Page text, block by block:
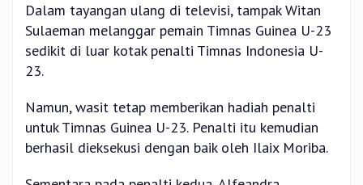
Dalam tayangan ulang di televisi, tampak Witan
Sulaeman melanggar pemain Timnas Guinea U-23
sedikit di luar kotak penalti Timnas Indonesia U-
23.
Namun, wasit tetap memberikan hadiah penalti
untuk Timnas Guinea U-23. Penalti itu kemudian
berhasil dieksekusi dengan baik oleh Ilaix Moriba.